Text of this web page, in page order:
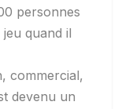
personnes
quand il
commercial,
devenu un